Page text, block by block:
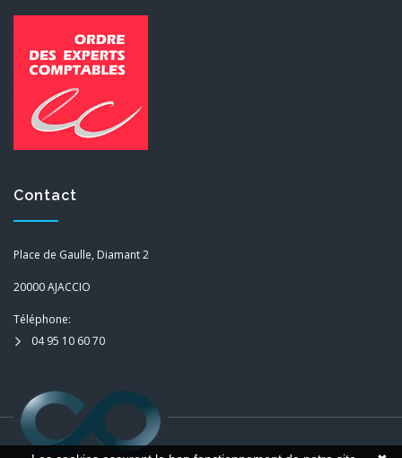
Contact
Place de Gaulle, Diamant 2
20000 AJACCIO
Téléphone:
04 95 10 60 70